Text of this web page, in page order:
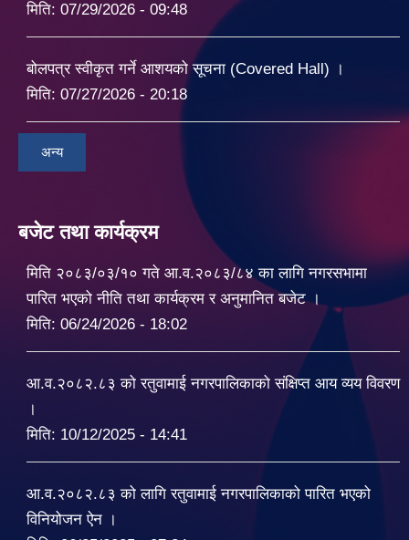
मिति: 07/29/2026 - 09:48
बोलपत्र स्वीकृत गर्ने आशयको सूचना (Covered Hall) ।
मिति: 07/27/2026 - 20:18
अन्य
बजेट तथा कार्यक्रम
मिति २०८३/०३/१० गते आ.व.२०८३/८४ का लागि नगरसभामा
पारित भएको नीति तथा कार्यक्रम र अनुमानित बजेट ।
मिति: 06/24/2026 - 18:02
आ.व.२०८२.८३ को रतुवामाई नगरपालिकाको संक्षिप्त आय व्यय विवरण
।
मिति: 10/12/2025 - 14:41
आ.व.२०८२.८३ को लागि रतुवामाई नगरपालिकाको पारित भएको
विनियोजन ऐन ।